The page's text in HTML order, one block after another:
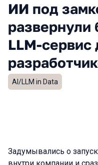
ИИ под
развернули
LLM-сервис
AI/LLM in Data
Задумывались о